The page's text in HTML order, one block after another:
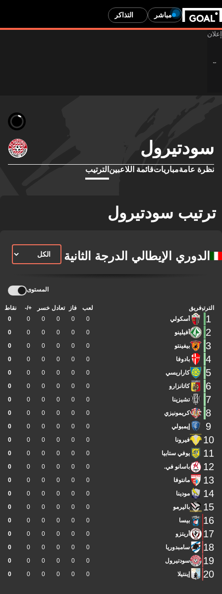
مباشر التذاكر
سودتيرول
نظرة عامةمبارياتقائمة اللاعبين الترتيب
ترتيب سودتيرول
الدوري الإيطالي الدرجة الثانية
المستوى
الترتيبفريق لعب فاز تعادل خسر +/- نقاط
1 أسكولي 0
0
0
0
0
0
2 أفيلينو 0
0
0
0
0
0
3 بيفينتو 0
0
0
0
0
0
4 بادوفا 0
0
0
0
0
0
5 كاراريسي 0
0
0
0
0
0
6 كاتانزارو 0
0
0
0
0
0
7 تشيزينا 0
0
0
0
0
0
8 كريمونيزي 0
0
0
0
0
0
9 إيمبولي 0
0
0
0
0
0
10 فيرونا 0
0
0
0
0
0
11 يوفي ستابيا 0
0
0
0
0
0
12 باسانو في. 0
0
0
0
0
0
13 مانتوفا 0
0
0
0
0
0
14 مودينا 0
0
0
0
0
0
15 باليرمو 0
0
0
0
0
0
16 بيسا 0
0
0
0
0
0
17 أريتزو 0
0
0
0
0
0
18 سامبدوريا 0
0
0
0
0
0
19 سودتيرول 0
0
0
0
0
0
20 إينتيلا 0
0
0
0
0
0